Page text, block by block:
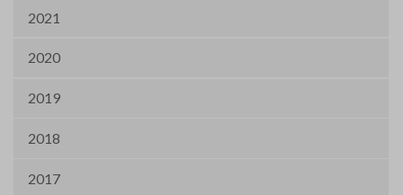
2021
2020
2019
2018
2017